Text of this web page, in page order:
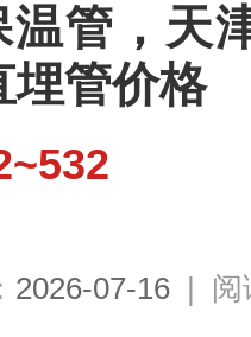
管，天
埋管价格
2026-07-16 | 阅